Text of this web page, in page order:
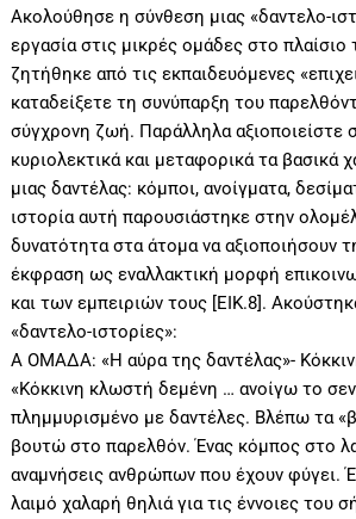
Ακολούθησε η σύνθεση μιας «δαντελο-
εργασία στις μικρές ομάδες στο πλαίσιο
ζητήθηκε από τις εκπαιδευόμενες
καταδείξετε τη συνύπαρξη του
σύγχρονη ζωή. Παράλληλα αξιοποιείστε
κυριολεκτικά και μεταφορικά τα βασικά
μιας δαντέλας: κόμποι, ανοίγματα,
ιστορία αυτή παρουσιάστηκε στην
δυνατότητα στα άτομα να αξιοποιήσουν
έκφραση ως εναλλακτική μορφή
και των εμπειριών τους [ΕΙΚ.8].
«δαντελο-ιστορίες»:
Α ΟΜΑΔΑ: «Η αύρα της δαντέλας»-
«Κόκκινη κλωστή δεμένη … ανοίγω το
πλημμυρισμένο με δαντέλες. Βλέπω τα
βουτώ στο παρελθόν. Ένας κόμπος στο
αναμνήσεις ανθρώπων που έχουν φύγει.
λαιμό χαλαρή θηλιά για τις έννοιες του